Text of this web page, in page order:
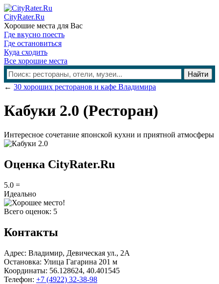
CityRater.Ru
Хорошие места для Вас
Где вкусно поесть
Где остановиться
Куда сходить
Все хорошие места
← 30 хороших ресторанов и кафе Владимира
Кабуки 2.0 (Ресторан)
Интересное сочетание японской кухни и приятной атмосферы
Оценка CityRater.Ru
5.0 =
Идеально
Всего оценок: 5
Контакты
Адрес: Владимир, Девическая ул., 2А
Остановка: Улица Гагарина 201 м
Координаты: 56.128624, 40.401545
Телефон: +7 (4922) 32-38-98